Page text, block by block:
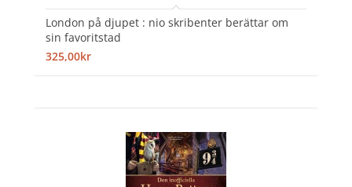
London på djupet : nio skribenter berättar om
sin favoritstad
325,00kr